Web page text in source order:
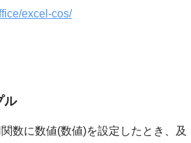
excel-cos/
ル
数に数値(数値)を設定したとき、及